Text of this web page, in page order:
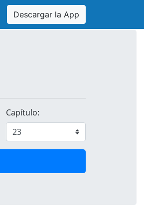
Descargar la App
Capítulo: